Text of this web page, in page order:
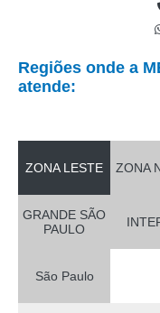
Regiões onde a
atende:
ZONA LESTE ZONA
GRANDE SÃO
PAULO
São Paulo